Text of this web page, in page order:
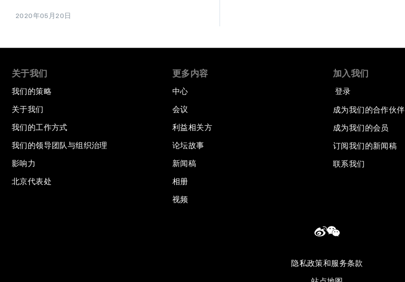
2020年05月20日
关于我们
我们的策略
关于我们
我们的工作方式
我们的领导团队与组织治理
影响力
北京代表处
更多内容
中心
会议
利益相关方
论坛故事
新闻稿
相册
视频
加入我们
登录
成为我们的合作伙伴
成为我们的会员
订阅我们的新闻稿
联系我们
隐私政策和服务条款